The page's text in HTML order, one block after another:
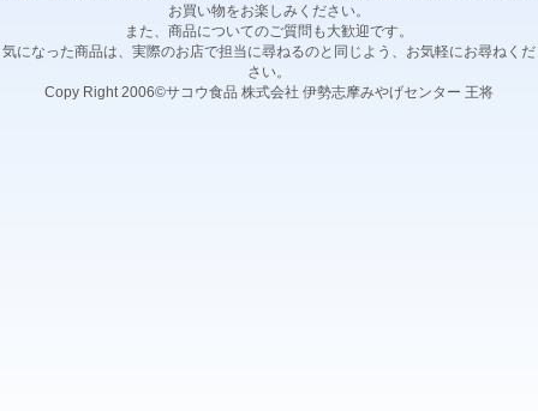
お買い物をお楽しみください。
また、商品についてのご質問も大歓迎です。
気になった商品は、実際のお店で担当に尋ねるのと同じよう、お気軽にお尋ねくだ
さい。
Copy Right 2006©サコウ食品 株式会社 伊勢志摩みやげセンター 王将